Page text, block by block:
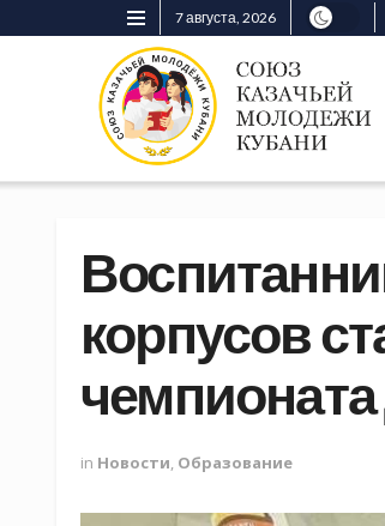
7 августа, 2026
корпусов
in Новости Образование